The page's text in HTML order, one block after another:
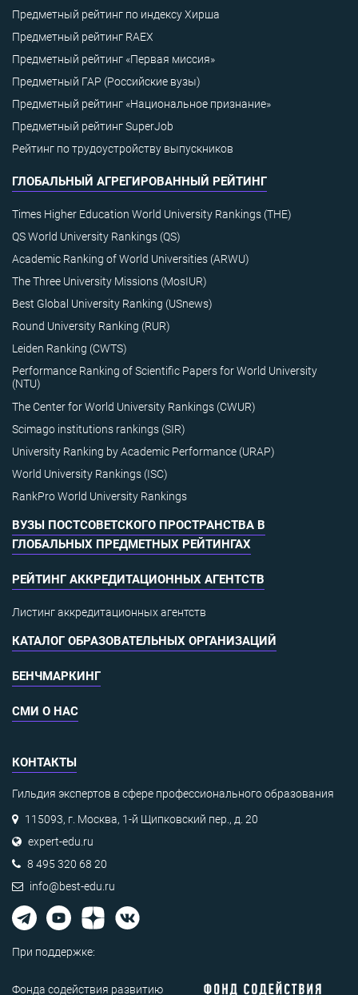
Предметный рейтинг по индексу Хирша
Предметный рейтинг RAEX
Предметный рейтинг «Первая миссия»
Предметный ГАР (Российские вузы)
Предметный рейтинг «Национальное признание»
Предметный рейтинг SuperJob
Рейтинг по трудоустройству выпускников
ГЛОБАЛЬНЫЙ АГРЕГИРОВАННЫЙ РЕЙТИНГ
Times Higher Education World University Rankings (THE)
QS World University Rankings (QS)
Academic Ranking of World Universities (ARWU)
The Three University Missions (MosIUR)
Best Global University Ranking (USnews)
Round University Ranking (RUR)
Leiden Ranking (CWTS)
Performance Ranking of Scientific Papers for World University
(NTU)
The Center for World University Rankings (CWUR)
Scimago institutions rankings (SIR)
University Ranking by Academic Performance (URAP)
World University Rankings (ISC)
RankPro World University Rankings
ВУЗЫ ПОСТСОВЕТСКОГО ПРОСТРАНСТВА В
ГЛОБАЛЬНЫХ ПРЕДМЕТНЫХ РЕЙТИНГАХ
РЕЙТИНГ АККРЕДИТАЦИОННЫХ АГЕНТСТВ
Листинг аккредитационных агентств
КАТАЛОГ ОБРАЗОВАТЕЛЬНЫХ ОРГАНИЗАЦИЙ
БЕНЧМАРКИНГ
СМИ О НАС
КОНТАКТЫ
Гильдия экспертов в сфере профессионального образования
115093, г. Москва, 1-й Щипковский пер., д. 20
expert-edu.ru
8 495 320 68 20
info@best-edu.ru
При поддержке:
Фонда содействия развитию